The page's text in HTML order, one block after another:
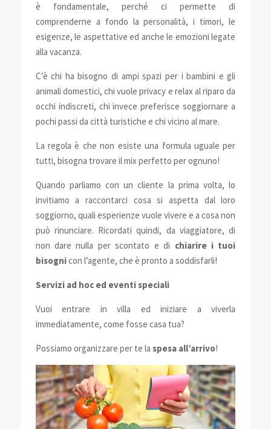
è fondamentale, perché ci permette di
comprenderne a fondo la personalità, i timori, le
esigenze, le aspettative ed anche le emozioni legate
alla vacanza.
C’è chi ha bisogno di ampi spazi per i bambini e gli
animali domestici, chi vuole privacy e relax al riparo da
occhi indiscreti, chi invece preferisce soggiornare a
pochi passi da città turistiche e chi vicino al mare.
La regola è che non esiste una formula uguale per
tutti, bisogna trovare il mix perfetto per ognuno!
Quando parliamo con un cliente la prima volta, lo
invitiamo a raccontarci cosa si aspetta dal loro
soggiorno, quali esperienze vuole vivere e a cosa non
può rinunciare. Ricordati quindi, da viaggiatore, di
non dare nulla per scontato e di chiarire i tuoi
bisognicon l’agente, che è pronto a soddisfarli!
Servizi ad hoc ed eventi speciali
Vuoi entrare in villa ed iniziare a viverla
immediatamente, come fosse casa tua?
Possiamo organizzare per te la spesa all’arrivo!